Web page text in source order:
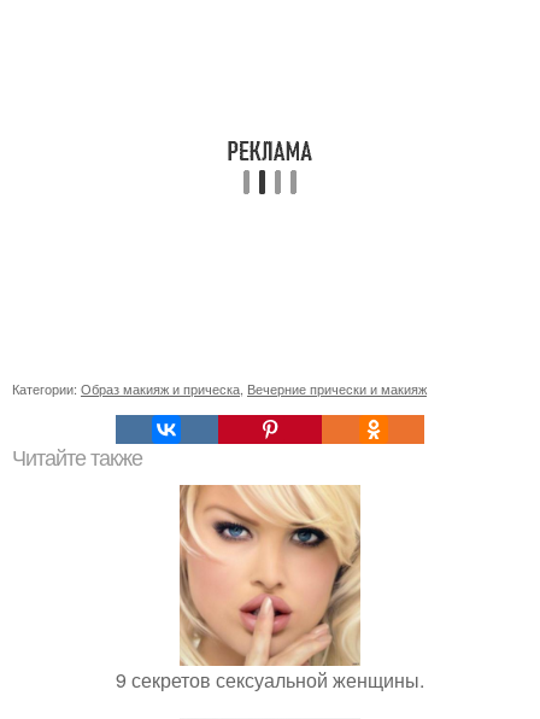
Категории: Образ макияж и прическа Вечерние прически и макияж
Читайте также
9 секретов сексуальной женщины.